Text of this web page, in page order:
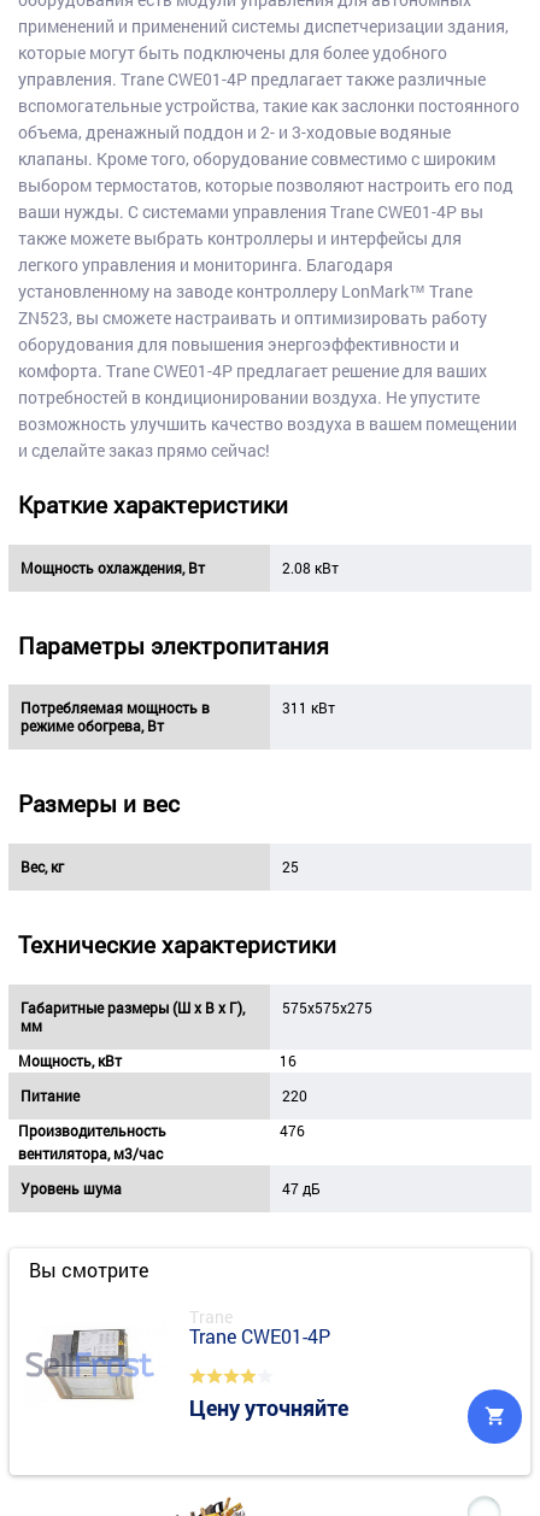
применений и применений системы диспетчеризации здания,
которые могут быть подключены для более удобного
управления. Trane CWE01-4P предлагает также различные
вспомогательные устройства, такие как заслонки постоянного
объема, дренажный поддон и 2- и 3-ходовые водяные
клапаны. Кроме того, оборудование совместимо с широким
выбором термостатов, которые позволяют настроить его под
ваши нужды. С системами управления Trane CWE01-4P вы
также можете выбрать контроллеры и интерфейсы для
легкого управления и мониторинга. Благодаря
установленному на заводе контроллеру LonMark™ Trane
ZN523, вы сможете настраивать и оптимизировать работу
оборудования для повышения энергоэффективности и
комфорта. Trane CWE01-4P предлагает решение для ваших
потребностей в кондиционировании воздуха. Не упустите
возможность улучшить качество воздуха в вашем помещении
и сделайте заказ прямо сейчас!
Краткие характеристики
Мощность охлаждения, Вт 2.08 кВт
Параметры электропитания
Потребляемая мощность в
режиме обогрева, Вт
311 кВт
Размеры и вес
Вес, кг 25
Технические характеристики
Габаритные размеры (Ш х В х Г),
мм
575x575x275
Мощность, кВт
16
Питание
220
Производительность
вентилятора, м3/час
476
Уровень шума 47 дБ
Вы смотрите
Trane
Trane CWE01-4P
Цену уточняйте